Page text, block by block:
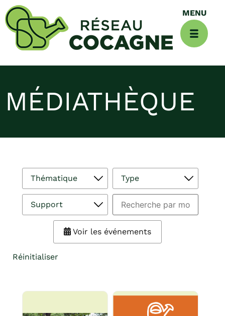
MÉDIATHÈQUE
Voir les événements
Réinitialiser